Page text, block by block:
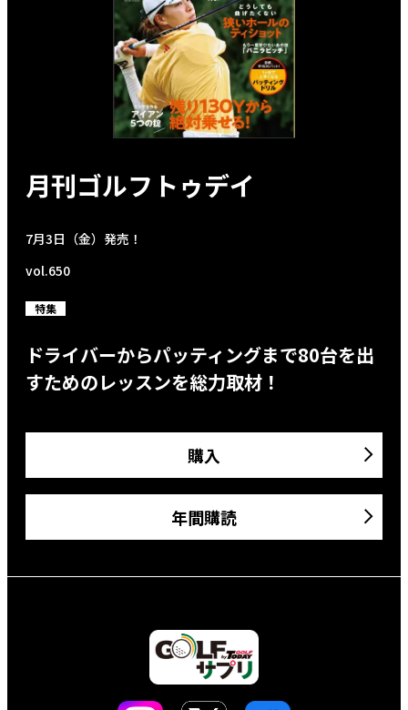
月刊ゴルフトゥデイ
7月3日（金）発売！
vol.650
特集
ドライバーからパッティングまで80台を出
すためのレッスンを総力取材！
購入
年間購読